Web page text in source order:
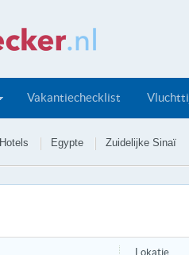
Vakantiechecklist
Hotels Egypte Zuidelijke Sinaï
Lokatie